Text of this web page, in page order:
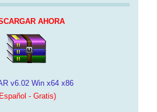
AHORA
v6.02 Win x64 x86
- Gratis)